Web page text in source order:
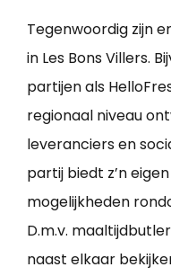
Tegenwoordig zijn
in Les Bons Villers.
partijen als
regionaal niveau
leveranciers en
partij biedt z’n
mogelijkheden
D.m.v.
naast elkaar